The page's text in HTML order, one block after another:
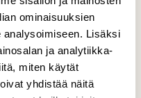
ominaisuuksien
Lisäksi
ja analytiikka-
miten käytät
yhdistää näitä